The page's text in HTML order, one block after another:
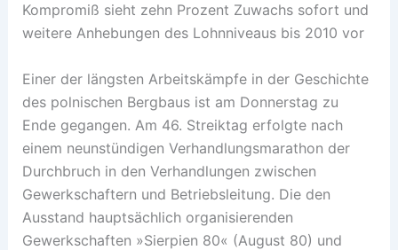
Kompromiß sieht zehn Prozent Zuwachs sofort und
weitere Anhebungen des Lohnniveaus bis 2010 vor
Einer der längsten Arbeitskämpfe in der Geschichte
des polnischen Bergbaus ist am Donnerstag zu
Ende gegangen. Am 46. Streiktag erfolgte nach
einem neunstündigen Verhandlungsmarathon der
Durchbruch in den Verhandlungen zwischen
Gewerkschaftern und Betriebsleitung. Die den
Ausstand hauptsächlich organisierenden
Gewerkschaften »Sierpien 80« (August 80) und